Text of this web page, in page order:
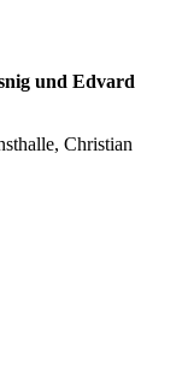
und Edvard
Christian